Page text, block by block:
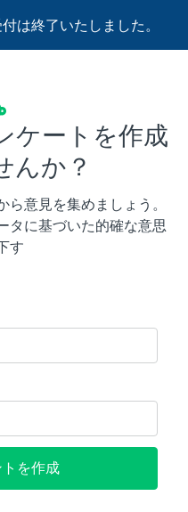
は終了いたしました。
ケートを作成
んか？
意見を集めましょう。
タに基づいた的確な意思
す
を作成